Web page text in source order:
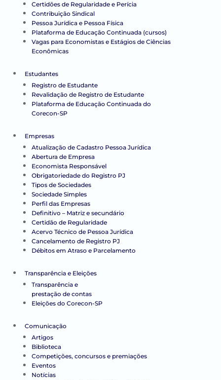
Certidões de Regularidade e Perícia
Contribuição Sindical
Pessoa Jurídica e Pessoa Física
Plataforma de Educação Continuada (cursos)
Vagas para Economistas e Estágios de Ciências
Econômicas
Estudantes
Registro de Estudante
Revalidação de Registro de Estudante
Plataforma de Educação Continuada do
Corecon-SP
Empresas
Atualização de Cadastro Pessoa Jurídica
Abertura de Empresa
Economista Responsável
Obrigatoriedade do Registro PJ
Tipos de Sociedades
Sociedade Simples
Perfil das Empresas
Definitivo – Matriz e secundário
Certidão de Regularidade
Acervo Técnico de Pessoa Jurídica
Cancelamento de Registro PJ
Débitos em Atraso e Parcelamento
Transparência e Eleições
Transparência e
prestação de contas
Eleições do Corecon-SP
Comunicação
Artigos
Biblioteca
Competições, concursos e premiações
Eventos
Notícias